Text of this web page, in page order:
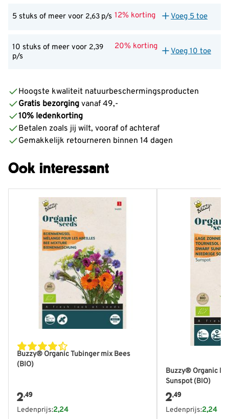
5 stuks of meer voor 2,63 p/s 12% korting Voeg 5 toe
10 stuks of meer voor 2,39
p/s
20% korting
Voeg 10 toe
Hoogste kwaliteit natuurbeschermingsproducten
Gratis bezorging vanaf 49,-
10% ledenkorting
Betalen zoals jij wilt, vooraf of achteraf
Gemakkelijk retourneren binnen 14 dagen
Ook interessant
Buzzy® Organic Tubinger mix Bees
(BIO)
2,49
Ledenprijs:2,24
Buzzy® Organic
Sunspot (BIO)
2,49
Ledenprijs:2,24